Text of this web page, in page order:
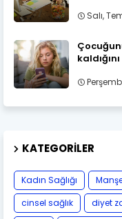
Salı,
KATEGORILER
Kadın Sağlığı
cinsel sağlık
diyet